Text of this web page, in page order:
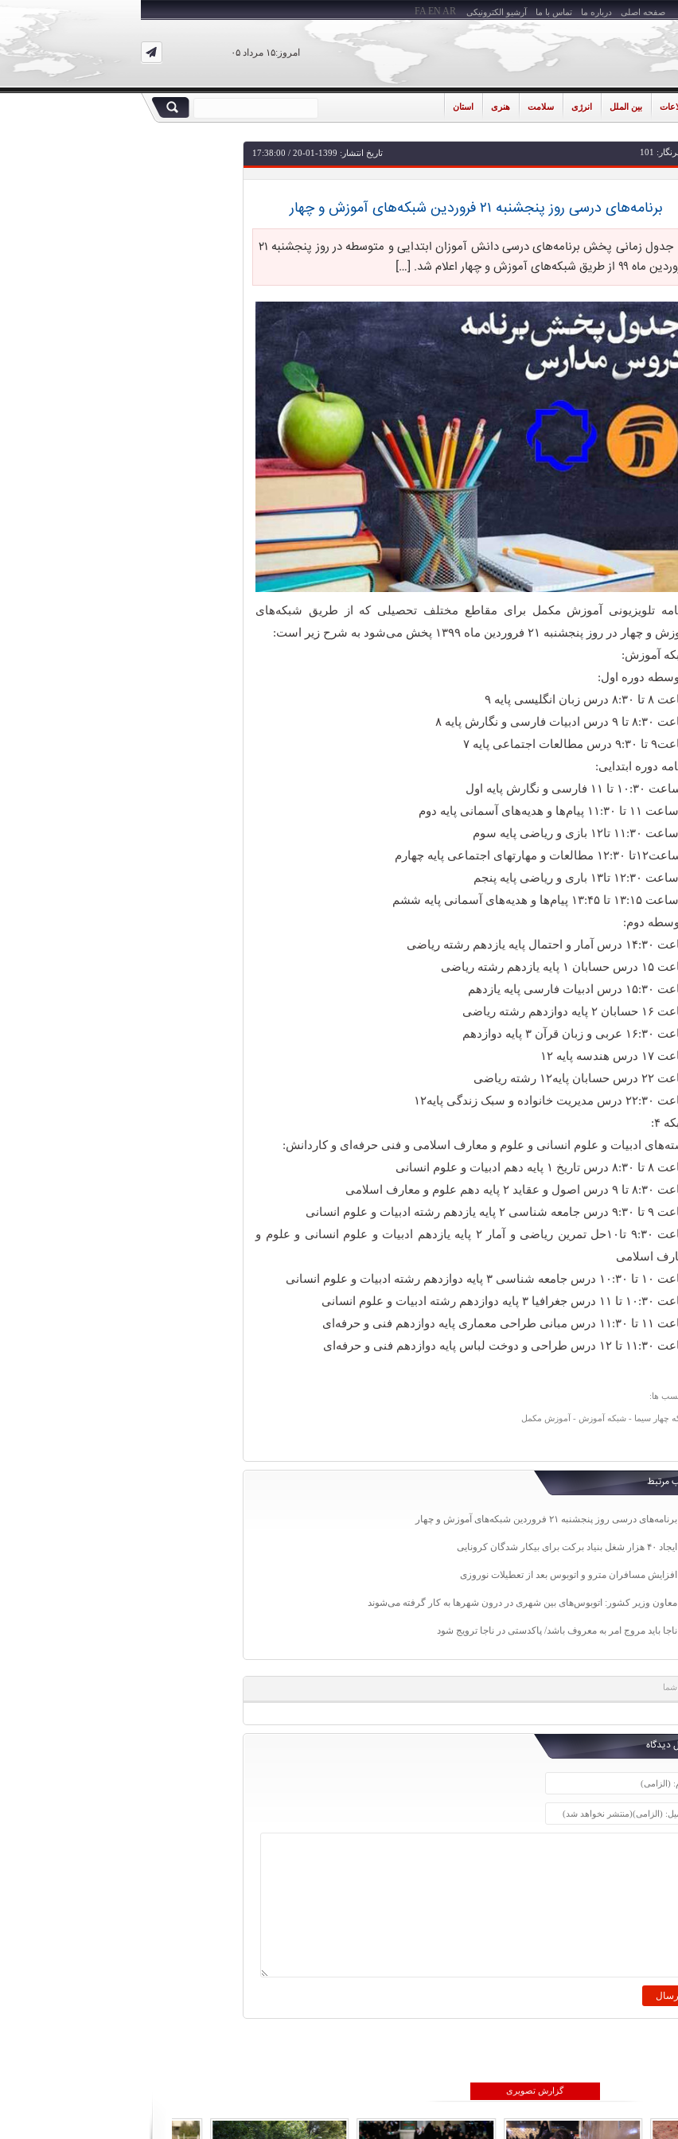
صفحه اصلی درباره ما تماس با ما آرشیو الکترونیکی
امروز:۱۵ مرداد ۰۵
FA EN AR
بین الملل انرژی سلامت هنری استان
101 تاریخ انتشار: 1399-01-20 / 17:38:00
برنامه‌های درسی روز پنجشنبه ۲۱ فروردین شبکه‌های آموزش و چهار
جدول زمانی پخش برنامه‌های درسی دانش آموزان ابتدایی و متوسطه در روز پنجشنبه ۲۱
۹۹ از طریق شبکه‌های آموزش و چهار اعلام شد. […]
تلویزیونی آموزش مکمل برای مقاطع مختلف تحصیلی که از طریق شبکه‌های
و چهار در روز پنجشنبه ۲۱ فروردین ماه ۱۳۹۹ پخش می‌شود به شرح زیر است:
آموزش:
دوره اول:
زبان انگلیسی پایه ٩
فارسی و نگارش پایه ۸
اجتماعی پایه ٧
دوره ابتدایی:
تا ۱۱ فارسی و نگارش پایه اول
پیام‌ها و هدیه‌های آسمانی پایه دوم
تا١٢ بازی و ریاضی پایه سوم
مطالعات و مهارتهای اجتماعی پایه چهارم
تا١٣ باری و ریاضی پایه پنجم
۱۳:۴۵ پیام‌ها و هدیه‌های آسمانی پایه ششم
دوم:
پایه یازدهم رشته ریاضی
پایه یازدهم رشته ریاضی
فارسی پایه یازدهم
دوازدهم رشته ریاضی
قرآن ۳ پایه دوازدهم
هندسه پایه ۱۲
پایه١٢ رشته ریاضی
خانواده و سبک زندگی پایه١٢
۴:
ادبیات و علوم انسانی و علوم و معارف اسلامی و فنی حرفه‌ای و کاردانش:
پایه دهم ادبیات و علوم انسانی
۲ پایه دهم علوم و معارف اسلامی
پایه یازدهم رشته ادبیات و علوم انسانی
ساعت ۹:۳۰ تا١٠حل تمرین ریاضی و آمار ۲ پایه یازدهم ادبیات و علوم انسانی و علوم و
اسلامی
۳ پایه دوازدهم رشته ادبیات و علوم انسانی
دوازدهم رشته ادبیات و علوم انسانی
معماری پایه دوازدهم فنی و حرفه‌ای
لباس پایه دوازدهم فنی و حرفه‌ای
ها:
چهار سیما - شبکه آموزش - آموزش مکمل
مرتبط
برنامه‌های درسی روز پنجشنبه ۲۱ فروردین شبکه‌های آموزش و چهار
ایجاد ۴۰ هزار شغل بنیاد برکت برای بیکار شدگان کرونایی
افزایش مسافران مترو و اتوبوس بعد از تعطیلات نوروزی
معاون وزیر کشور: اتوبوس‌های بین شهری در درون شهرها به کار گرفته می‌شوند
ناجا باید مروج امر به معروف باشد/ پاکدستی در ناجا ترویج شود
دیدگاه
گزارش تصویری